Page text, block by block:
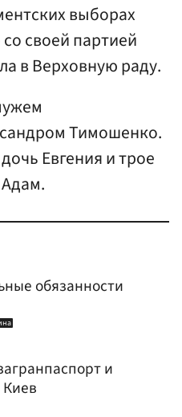
выборах
своей партией
в Верховную раду.
Тимошенко.
Евгения и трое
обязанности
и